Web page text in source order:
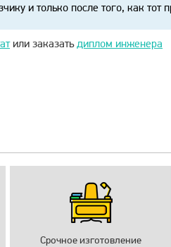
и только после того, как
или заказатьдиплом инженера
Срочное изготовление